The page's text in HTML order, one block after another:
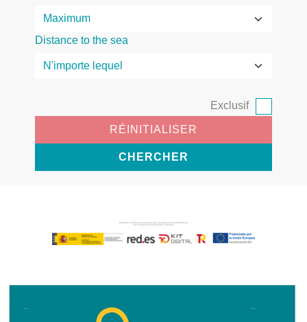
Distance to the sea
Exclusif
RÉINITIALISER
CHERCHER